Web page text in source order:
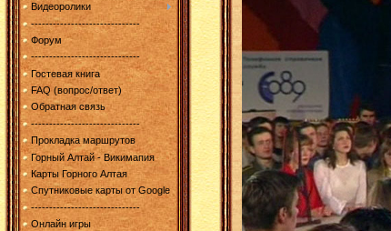
Видеоролики
------------------------------
Форум
------------------------------
Гостевая книга
FAQ (вопрос/ответ)
Обратная связь
------------------------------
Прокладка маршрутов
Горный Алтай - Викимапия
Карты Горного Алтая
Спутниковые карты от Google
------------------------------
Онлайн игры